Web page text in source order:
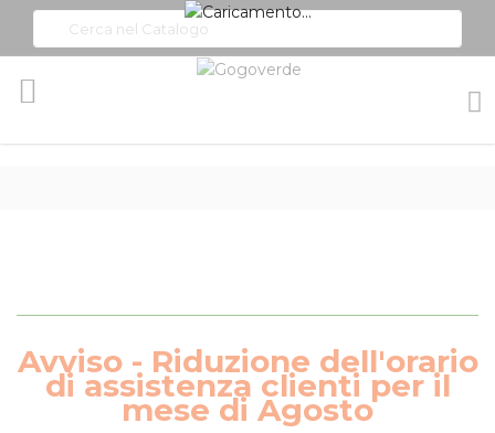
Avviso - Riduzione dell'orario
di assistenza clienti per il
mese di Agosto